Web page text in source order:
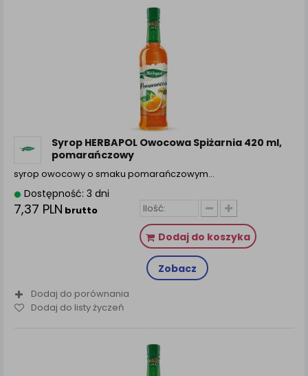
Syrop HERBAPOL Owocowa Spiżarnia 420 ml,
pomarańczowy
syrop owocowy o smaku pomarańczowym…
Dostępność: 3 dni
7,37 PLN brutto
Dodaj do koszyka
Zobacz
Dodaj do porównania
Dodaj do listy życzeń